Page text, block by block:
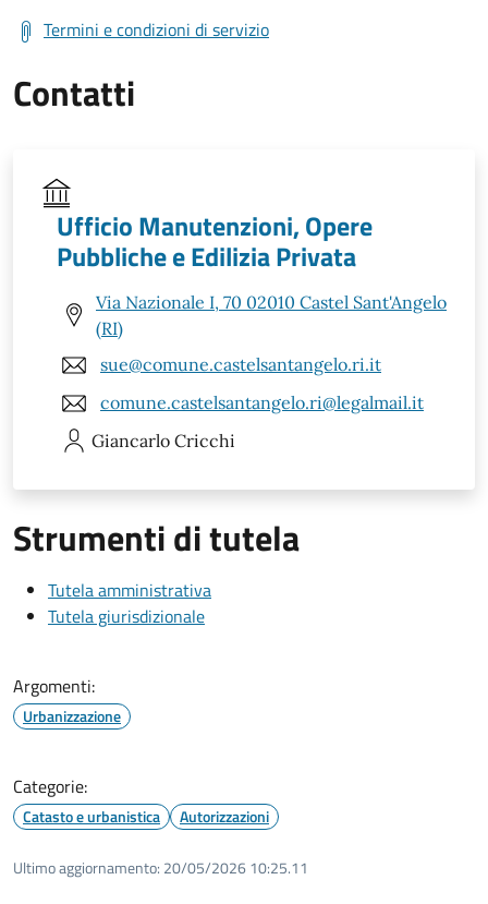
Termini e condizioni di servizio
Contatti
Ufficio Manutenzioni, Opere
Pubbliche e Edilizia Privata
Via Nazionale I, 70 02010 Castel Sant'Angelo
(RI)
sue@comune.castelsantangelo.ri.it
comune.castelsantangelo.ri@legalmail.it
Giancarlo Cricchi
Strumenti di tutela
Tutela amministrativa
Tutela giurisdizionale
Argomenti:
Urbanizzazione
Categorie:
Catasto e urbanistica Autorizzazioni
Ultimo aggiornamento: 20/05/2026 10:25.11